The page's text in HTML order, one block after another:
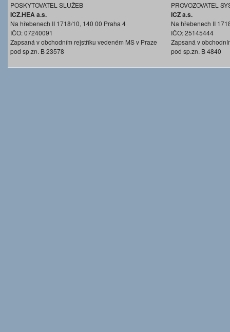
POSKYTOVATEL SLUŽEB
ICZ.HEA a.s.
Na hřebenech II 1718/10, 140 00 Praha 4
IČO: 07240091
Zapsaná v obchodním rejstříku vedeném MS v Praze
pod sp.zn. B 23578
PROVOZOVATEL
ICZ a.s.
Na hřebenech II
IČO: 25145444
Zapsaná v
pod sp.zn. B 4840